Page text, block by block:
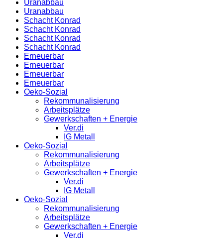
Uranabbau
Uranabbau
Schacht Konrad
Schacht Konrad
Schacht Konrad
Schacht Konrad
Erneuerbar
Erneuerbar
Erneuerbar
Erneuerbar
Oeko-Sozial
Rekommunalisierung
Arbeitsplätze
Gewerkschaften + Energie
Ver.di
IG Metall
Oeko-Sozial
Rekommunalisierung
Arbeitsplätze
Gewerkschaften + Energie
Ver.di
IG Metall
Oeko-Sozial
Rekommunalisierung
Arbeitsplätze
Gewerkschaften + Energie
Ver.di